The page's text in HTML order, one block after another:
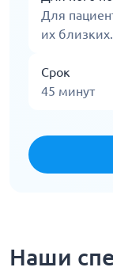
Для
их близких.
Срок
45 минут
Наши